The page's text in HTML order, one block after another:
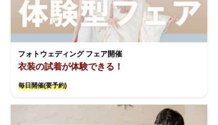
フォトウェディング フェア開催
衣装の試着が体験できる！
毎日開催(要予約)